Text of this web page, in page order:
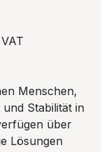
Menschen,
Stabilität in
über
Lösungen